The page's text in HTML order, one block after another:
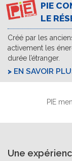
PIE
LE
Créé par les
activement les
durée l’étranger.
EN SAVOIR
PIE
Une